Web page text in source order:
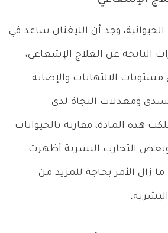
وجد أن الليغنان ساعد في
الناتجة عن العلاج الإشعاعي،
الالتهابات والإصابة
ومعدلات النجاة لدى
هذه المادة، مقارنة بالحيوانات
التجارب البشرية أظهرت
زال الأمر بحاجة للمزيد من